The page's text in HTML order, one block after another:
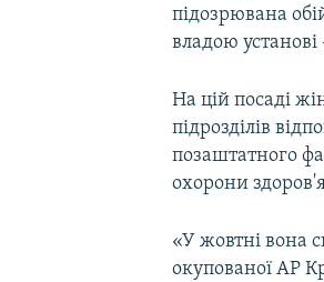
підозрювана
владою
На цій посаді
підрозділів
позаштатного
охорони
«У жовтні вона
окупованої АР